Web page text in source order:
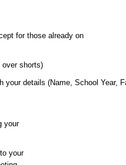
for those already on
over shorts)
your details (Name, School Year,
your
your